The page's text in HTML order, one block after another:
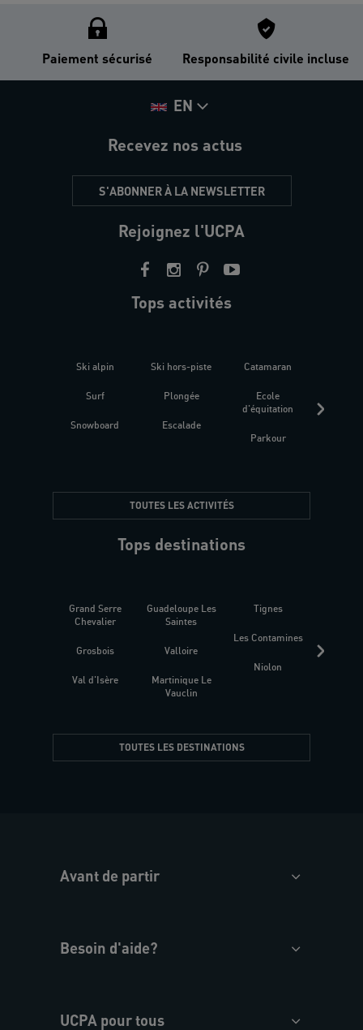
Paiement sécurisé Responsabilité civile incluse
EN
Recevez nos actus
S'ABONNER À LA NEWSLETTER
Rejoignez l'UCPA
Tops activités
Ski alpin
Surf
Snowboard
Ski hors-piste
Plongée
Escalade
Catamaran
Ecole
d'équitation
Parkour
TOUTES LES ACTIVITÉS
Tops destinations
Grand Serre
Chevalier
Grosbois
Val d'Isère
Guadeloupe Les
Saintes
Valloire
Martinique Le
Vauclin
Tignes
Les Contamines
Niolon
TOUTES LES DESTINATIONS
Avant de partir
Besoin d'aide?
UCPA pour tous